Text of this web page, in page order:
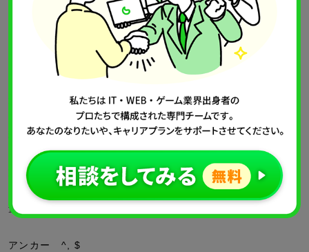
になります。
エスケープの方法は簡単で、特殊文字の前にバックスラッシ
）を付けるだけです。
以下に、エスケープが必要な代表的な特殊文字をいくつか紹
種別 特殊文字の例
文字クラス.
量指定子
アンカー ^, $